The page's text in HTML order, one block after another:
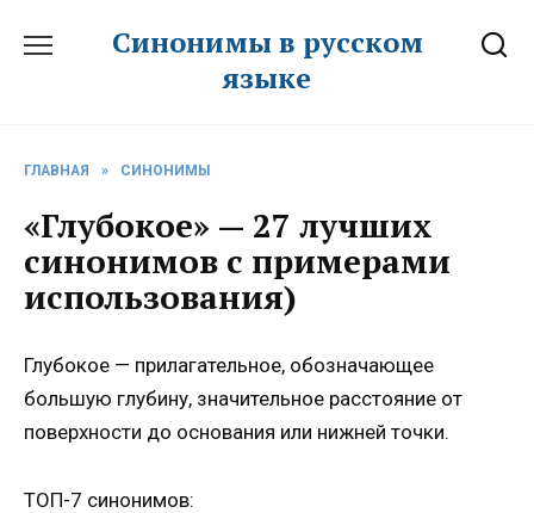
Синонимы в русском
языке
ГЛАВНАЯ » СИНОНИМЫ
«Глубокое» — 27 лучших
синонимов с примерами
использования)
Глубокое — прилагательное, обозначающее
большую глубину, значительное расстояние от
поверхности до основания или нижней точки.
ТОП-7 синонимов: